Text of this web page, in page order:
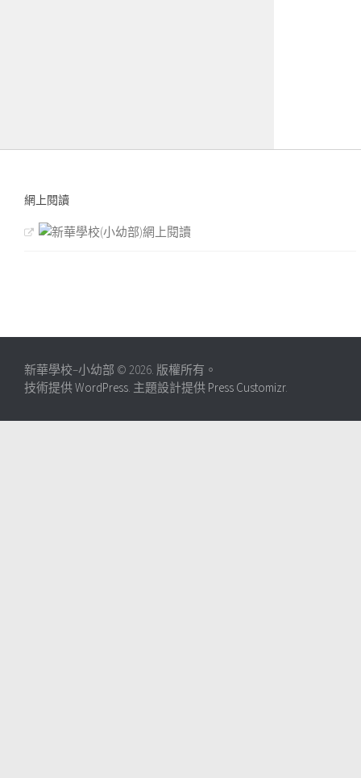
網上閱讀
新華學校–小幼部 © 2026. 版權所有。
技術提供WordPress. 主題設計提供 Press Customizr.